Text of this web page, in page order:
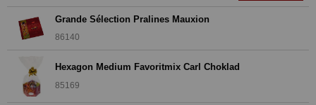
Grande Sélection Pralines Mauxion
86140
Hexagon Medium Favoritmix Carl Choklad
85169